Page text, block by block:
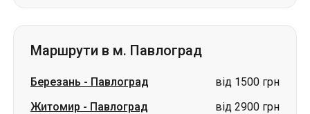
Маршрути в м. Павлоград
Березань - Павлоград
від 1500 грн
Житомир - Павлоград
від 2900 грн